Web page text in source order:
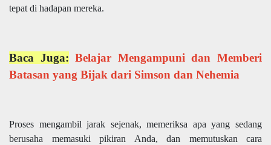
tepat di hadapan mereka.
Baca Juga: Belajar Mengampuni dan Memberi
Batasan yang Bijak dari Simson dan Nehemia
Proses mengambil jarak sejenak, memeriksa apa yang sedang
berusaha memasuki pikiran Anda, dan memutuskan cara